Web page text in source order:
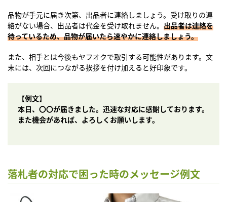
品物が手元に届き次第、出品者に連絡しましょう。受け取りの連
絡がない場合、出品者は代金を受け取れません。 出品者は連絡を
待っているため、品物が届いたら速やかに連絡しましょう。
また、相手とは今後もヤフオクで取引する可能性があります。文
末には、次回につながる挨拶を付け加えると好印象です。
【例文】
本日、〇〇が届きました。迅速な対応に感謝しております。
また機会があれば、よろしくお願いします。
落札者の対応で困った時のメッセージ例文